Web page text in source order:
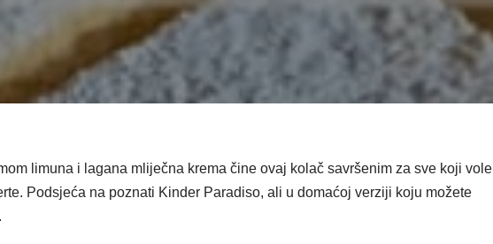
limuna i lagana mliječna krema čine ovaj kolač savršenim za sve koji vole
Podsjeća na poznati Kinder Paradiso, ali u domaćoj verziji koju možete